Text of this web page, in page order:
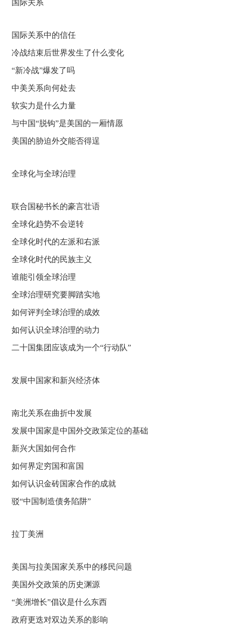
国际关系
国际关系中的信任
冷战结束后世界发生了什么变化
“新冷战”爆发了吗
中美关系向何处去
软实力是什么力量
与中国“脱钩”是美国的一厢情愿
美国的胁迫外交能否得逞
全球化与全球治理
联合国秘书长的豪言壮语
全球化趋势不会逆转
全球化时代的左派和右派
全球化时代的民族主义
谁能引领全球治理
全球治理研究要脚踏实地
如何评判全球治理的成效
如何认识全球治理的动力
二十国集团应该成为一个“行动队”
发展中国家和新兴经济体
南北关系在曲折中发展
发展中国家是中国外交政策定位的基础
新兴大国如何合作
如何界定穷国和富国
如何认识金砖国家合作的成就
驳“中国制造债务陷阱”
拉丁美洲
美国与拉美国家关系中的移民问题
美国外交政策的历史渊源
“美洲增长”倡议是什么东西
政府更迭对双边关系的影响